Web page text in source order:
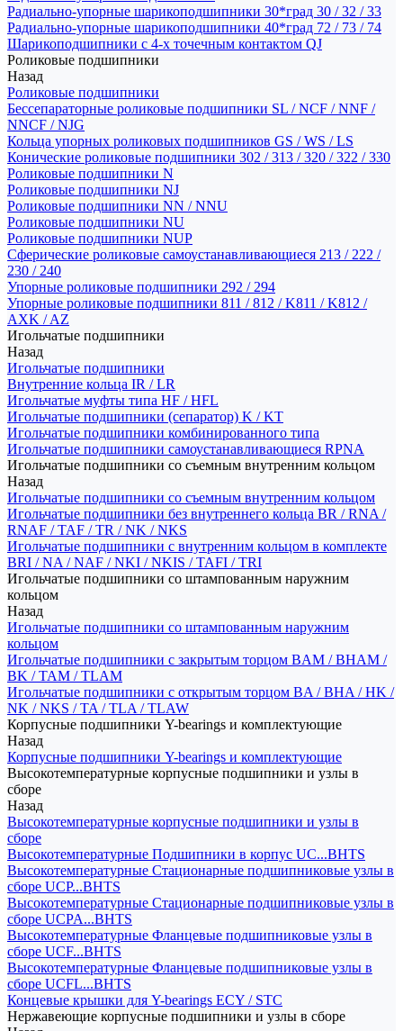
Радиально-упорные шарикоподшипники 30*град 30 / 32 / 33
Радиально-упорные шарикоподшипники 40*град 72 / 73 / 74
Шарикоподшипники с 4-х точечным контактом QJ
Роликовые подшипники
Назад
Роликовые подшипники
Бессепараторные роликовые подшипники SL / NCF / NNF /
NNCF / NJG
Кольца упорных роликовых подшипников GS / WS / LS
Конические роликовые подшипники 302 / 313 / 320 / 322 / 330
Роликовые подшипники N
Роликовые подшипники NJ
Роликовые подшипники NN / NNU
Роликовые подшипники NU
Роликовые подшипники NUP
Сферические роликовые самоустанавливающиеся 213 / 222 /
230 / 240
Упорные роликовые подшипники 292 / 294
Упорные роликовые подшипники 811 / 812 / K811 / K812 /
AXK / AZ
Игольчатые подшипники
Назад
Игольчатые подшипники
Внутренние кольца IR / LR
Игольчатые муфты типа HF / HFL
Игольчатые подшипники (сепаратор) K / KT
Игольчатые подшипники комбинированного типа
Игольчатые подшипники самоустанавливающиеся RPNA
Игольчатые подшипники со съемным внутренним кольцом
Назад
Игольчатые подшипники со съемным внутренним кольцом
Игольчатые подшипники без внутреннего кольца BR / RNA /
RNAF / TAF / TR / NK / NKS
Игольчатые подшипники с внутренним кольцом в комплекте
BRI / NA / NAF / NKI / NKIS / TAFI / TRI
Игольчатые подшипники со штампованным наружним
кольцом
Назад
Игольчатые подшипники со штампованным наружним
кольцом
Игольчатые подшипники с закрытым торцом BAM / BHAM /
BK / TAM / TLAM
Игольчатые подшипники с открытым торцом BA / BHA / HK /
NK / NKS / TA / TLA / TLAW
Корпусные подшипники Y-bearings и комплектующие
Назад
Корпусные подшипники Y-bearings и комплектующие
Высокотемпературные корпусные подшипники и узлы в
сборе
Назад
Высокотемпературные корпусные подшипники и узлы в
сборе
Высокотемпературные Подшипники в корпус UC...BHTS
Высокотемпературные Стационарные подшипниковые узлы в
сборе UCP...BHTS
Высокотемпературные Стационарные подшипниковые узлы в
сборе UCPA...BHTS
Высокотемпературные Фланцевые подшипниковые узлы в
сборе UCF...BHTS
Высокотемпературные Фланцевые подшипниковые узлы в
сборе UCFL...BHTS
Концевые крышки для Y-bearings ECY / STC
Нержавеющие корпусные подшипники и узлы в сборе